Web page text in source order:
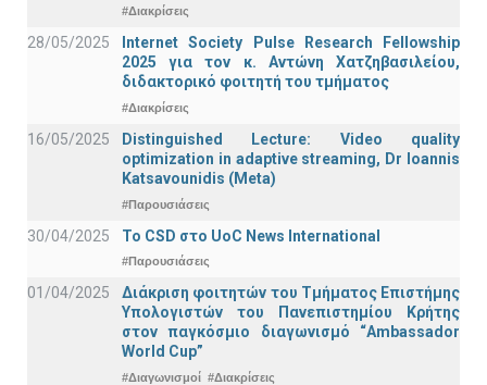
#Διακρίσεις
28/05/2025
Internet Society Pulse Research Fellowship
2025 για τον κ. Αντώνη Χατζηβασιλείου,
διδακτορικό φοιτητή του τμήματος
#Διακρίσεις
16/05/2025
Distinguished Lecture: Video quality
optimization in adaptive streaming, Dr Ioannis
Katsavounidis (Meta)
#Παρουσιάσεις
30/04/2025 To CSD στο UoC News International
#Παρουσιάσεις
01/04/2025
Διάκριση φοιτητών του Τμήματος Επιστήμης
Υπολογιστών του Πανεπιστημίου Κρήτης
στον παγκόσμιο διαγωνισμό “Ambassador
World Cup”
#Διαγωνισμοί #Διακρίσεις